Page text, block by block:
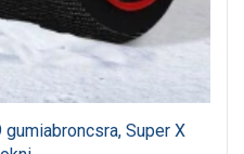
Super X